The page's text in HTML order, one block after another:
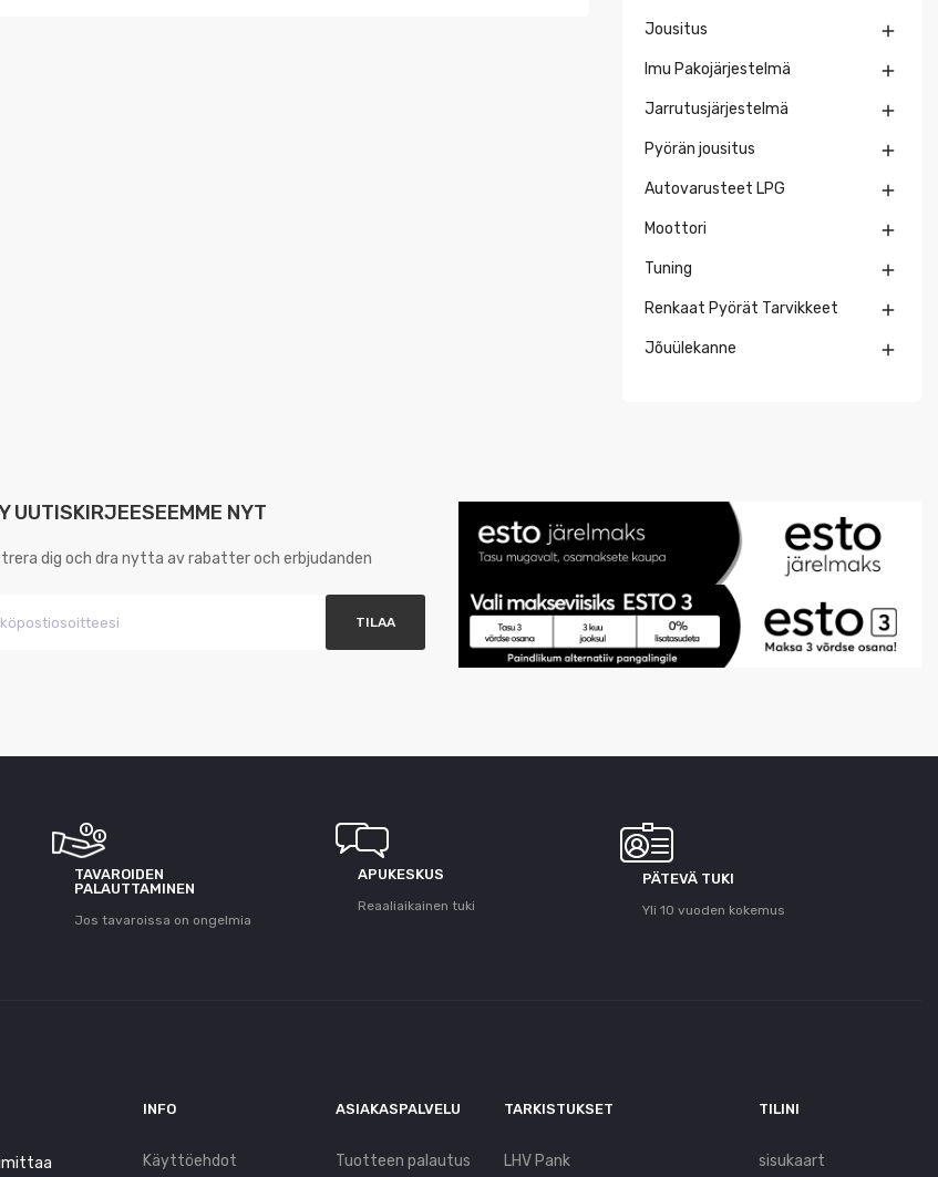
Jousitus 
Imu Pakojärjestelmä 
Jarrutusjärjestelmä 
Pyörän jousitus 
Autovarusteet LPG 
Moottori 
Tuning 
Renkaat Pyörät Tarvikkeet 
Jõuülekanne 
UUTISKIRJEESEEMME NYT
dig och dra nytta av rabatter och erbjudanden
TAVAROIDEN
PALAUTTAMINEN
Jos tavaroissa on ongelmia
APUKESKUS
Reaaliaikainen tuki
PÄTEVÄ TUKI
Yli 10 vuoden kokemus
INFO
Käyttöehdot
ASIAKASPALVELU
Tuotteen palautus
TARKISTUKSET
LHV Pank
TILINI
sisukaart